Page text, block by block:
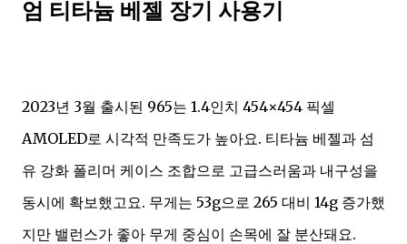
엄 티타늄 베젤 장기 사용기
2023년 3월 출시된 965는 1.4인치 454×454 픽셀
AMOLED로 시각적 만족도가 높아요. 티타늄 베젤과 섬
유 강화 폴리머 케이스 조합으로 고급스러움과 내구성을
동시에 확보했고요. 무게는 53g으로 265 대비 14g 증가했
지만 밸런스가 좋아 무게 중심이 손목에 잘 분산돼요.